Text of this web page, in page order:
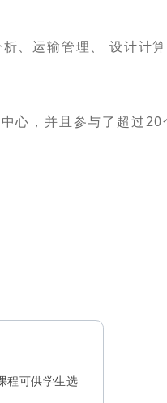
、运输管理、 设计计
心，并且参与了超过20
程可供学生选